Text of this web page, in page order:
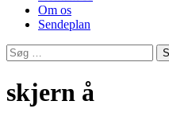
Om os
Sendeplan
Søg
efter:
skjern å